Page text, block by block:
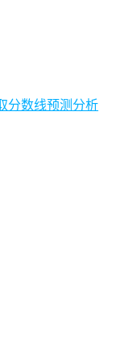
分数线预测分析